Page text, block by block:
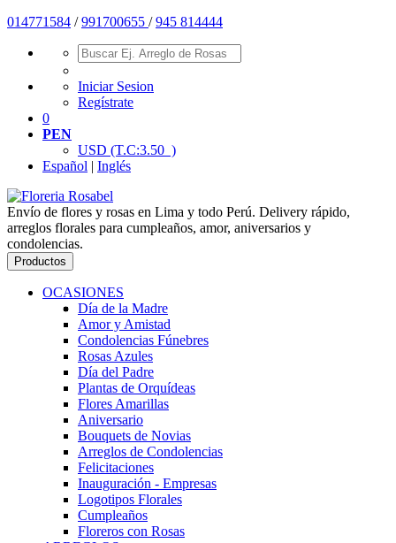
014771584 /991700655 /945 814444
Iniciar Sesion
Regístrate
0
PEN
USD (T.C:3.50 )
Español | Inglés
Envío de flores y rosas en Lima y todo Perú. Delivery rápido,
arreglos florales para cumpleaños, amor, aniversarios y
condolencias.
Productos
OCASIONES
Día de la Madre
Amor y Amistad
Condolencias Fúnebres
Rosas Azules
Día del Padre
Plantas de Orquídeas
Flores Amarillas
Aniversario
Bouquets de Novias
Arreglos de Condolencias
Felicitaciones
Inauguración - Empresas
Logotipos Florales
Cumpleaños
Floreros con Rosas